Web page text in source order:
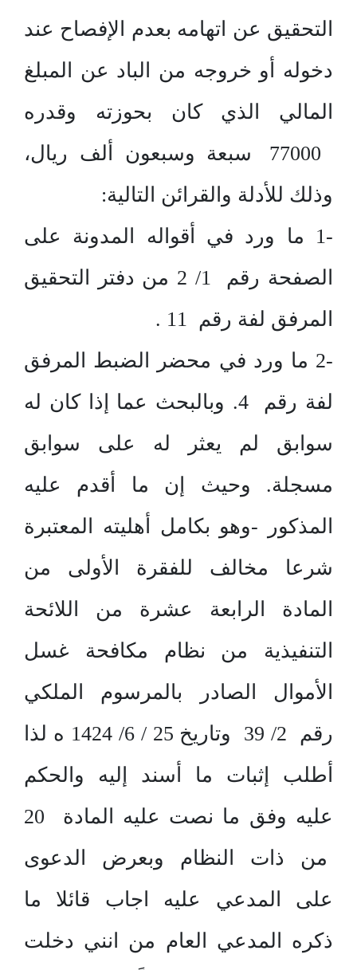
التحقيق عن اتهامه بعدم الإفصاح عند
دخوله أو خروجه من الباد عن المبلغ
المالي الذي كان بحوزته وقدره
77000 سبعة وسبعون ألف ريال،
وذلك للأدلة والقرائن التالية:
-1 ما ورد في أقواله المدونة على
الصفحة رقم 1/ 2 من دفتر التحقيق
المرفق لفة رقم 11 .
-2 ما ورد في محضر الضبط المرفق
لفة رقم 4. وبالبحث عما إذا كان له
سوابق لم يعثر له على سوابق
مسجلة. وحيث إن ما أقدم عليه
المذكور -وهو بكامل أهليته المعتبرة
شرعا مخالف للفقرة الأولى من
المادة الرابعة عشرة من اللائحة
التنفيذية من نظام مكافحة غسل
الأموال الصادر بالمرسوم الملكي
رقم 2/ 39 وتاريخ 25 / 6/ 1424 ه لذا
أطلب إثبات ما أسند إليه والحكم
عليه وفق ما نصت عليه المادة 20
من ذات النظام وبعرض الدعوى
على المدعي عليه اجاب قائلا ما
ذكره المدعي العام من انني دخلت